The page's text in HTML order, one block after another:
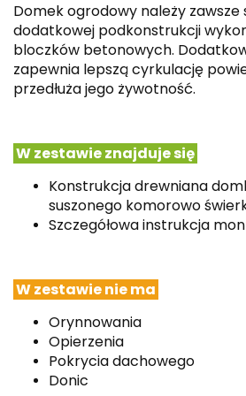
Domek ogrodowy należy zawsze
dodatkowej podkonstrukcji
bloczków betonowych.
zapewnia lepszą cyrkulację
przedłuża jego żywotność.
W zestawie znajduje się
Konstrukcja drewniana
suszonego komorowo
Szczegółowa instrukcja
W zestawie nie ma
Orynnowania
Opierzenia
Pokrycia dachowego
Donic